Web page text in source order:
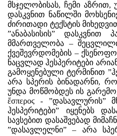
მსჯელობისას, ჩემი აზრით,
დასკვნით ნაწილში
ძირითადი ტექსტის
”ანაბასისის”
მმართველობა –
ქვეშევრდომების –
ნაცვლად ჰესპერიტები
გამოყენებული ტერმინით
არა სპერის ბინადარნი,
უნდა მოწმობდეს ის
ἕσπεροϛ - ”დასავლურის”
ჰესპერიტები” იყენებს
სავსებით დასაშვებად
”დასავლელნი” – არა